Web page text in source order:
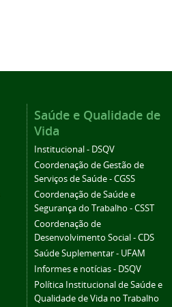
Saúde e Qualidade de
Vida
Institucional - DSQV
Coordenação de Gestão de
Serviços de Saúde - CGSS
Coordenação de Saúde e
Segurança do Trabalho - CSST
Coordenação de
Desenvolvimento Social - CDS
Saúde Suplementar - UFAM
Informes e notícias - DSQV
Política Institucional de Saúde e
Qualidade de Vida no Trabalho